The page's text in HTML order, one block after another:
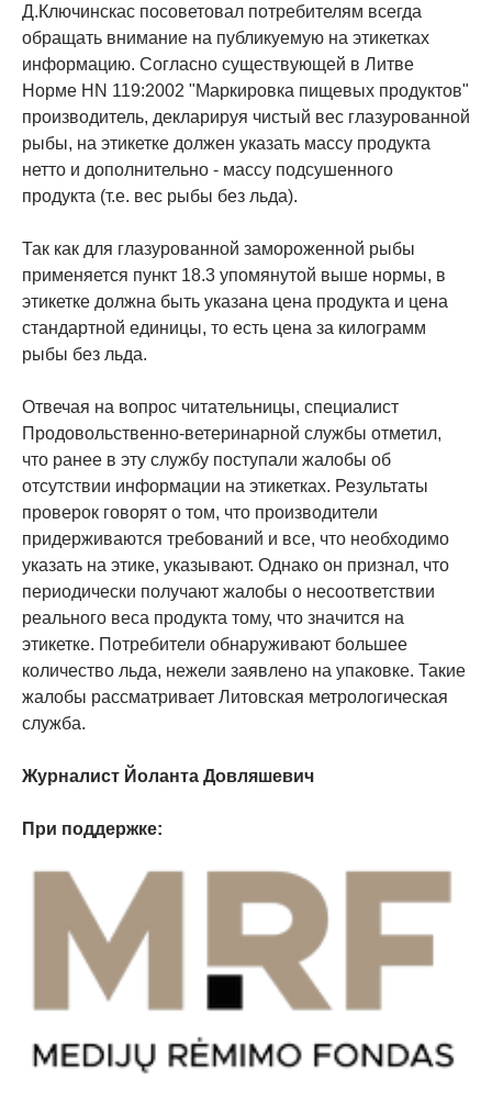
Д.Ключинскас посоветовал потребителям всегда
обращать внимание на публикуемую на этикетках
информацию. Согласно существующей в Литве
Норме HN 119:2002 "Маркировка пищевых продуктов"
производитель, декларируя чистый вес глазурованной
рыбы, на этикетке должен указать массу продукта
нетто и дополнительно - массу подсушенного
продукта (т.е. вес рыбы без льда).
Так как для глазурованной замороженной рыбы
применяется пункт 18.3 упомянутой выше нормы, в
этикетке должна быть указана цена продукта и цена
стандартной единицы, то есть цена за килограмм
рыбы без льда.
Отвечая на вопрос читательницы, специалист
Продовольственно-ветеринарной службы отметил,
что ранее в эту службу поступали жалобы об
отсутствии информации на этикетках. Результаты
проверок говорят о том, что производители
придерживаются требований и все, что необходимо
указать на этике, указывают. Однако он признал, что
периодически получают жалобы о несоответствии
реального веса продукта тому, что значится на
этикетке. Потребители обнаруживают большее
количество льда, нежели заявлено на упаковке. Такие
жалобы рассматривает Литовская метрологическая
служба.
Журналист Йоланта Довляшевич
При поддержке: